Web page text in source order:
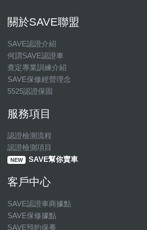
關於SAVE聯盟
SAVE認證介紹
何謂SAVE認證車
查定專業訓練介紹
SAVE保修經營理念
5525認證保固
服務項目
認證檢測流程
認證檢測項目
NEW SAVE幫你賣車
客戶中心
SAVE認證車商據點
SAVE保修據點
SAVE預約保養